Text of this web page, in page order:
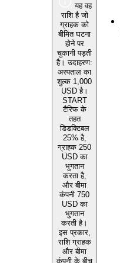
यह वह
राशि है जो
ग्राहक को
बीमित घटना
होने पर
चुकानी पड़ती
है। उदाहरण:
अस्पताल का
शुल्क 1,000
USD है।
START
टैरिफ के
तहत
डिडक्टिबल
25% है,
ग्राहक 250
USD का
भुगतान
करता है,
और बीमा
कंपनी 750
USD का
भुगतान
करती है।
इस प्रकार,
राशि ग्राहक
और बीमा
कंपनी के बीच